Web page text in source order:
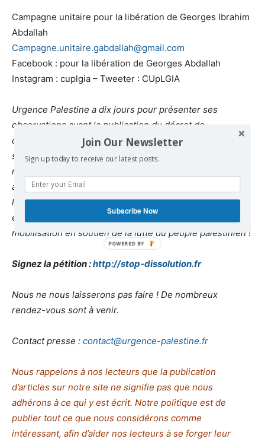
Campagne unitaire pour la libération de Georges Ibrahim
Abdallah
Campagne.unitaire.gabdallah@gmail.com
Facebook : pour la libération de Georges Abdallah
Instagram : cuplgia – Tweeter : CUpLGIA
Urgence Palestine a dix jours pour présenter ses
observations avant la publication du décret de
dissolution. Dans cette période, nous appelons à la
solidarité la plus large et à la constitution d’un front de
résistance qui regroupe toutes les organisations
attaquées. Urgence Palestine appelle à signer et relayer
la pétition qui a été signée par plus de 2500 personnes
en quelques heures. Et surtout, à continuer la
mobilisation en soutien de la lutte du peuple palestinien !
Signez la pétition :http://stop-dissolution.fr
Nous ne nous laisserons pas faire ! De nombreux
rendez-vous sont à venir.
Contact presse : contact@urgence-palestine.fr
Nous rappelons à nos lecteurs que la publication
d’articles sur notre site ne signifie pas que nous
adhérons à ce qui y est écrit. Notre politique est de
publier tout ce que nous considérons comme
intéressant, afin d’aider nos lecteurs à se forger leur
Join Our Newsletter
Sign up today to receive our latest posts.
Subscribe Now